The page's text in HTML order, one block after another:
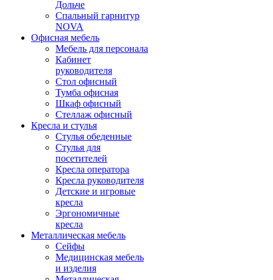
Дольче
Спальный гарнитур
NOVA
Офисная мебель
Мебель для персонала
Кабинет
руководителя
Стол офисный
Тумба офисная
Шкаф офисный
Стеллаж офисный
Кресла и стулья
Стулья обеденные
Стулья для
посетителей
Кресла оператора
Кресла руководителя
Детские и игровые
кресла
Эргономичные
кресла
Металлическая мебель
Сейфы
Медицинская мебель
и изделия